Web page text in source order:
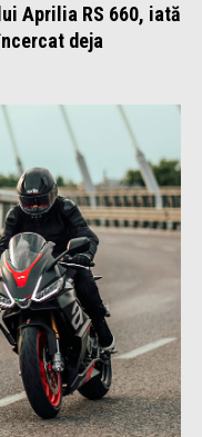
Aprilia RS 660, iată
deja